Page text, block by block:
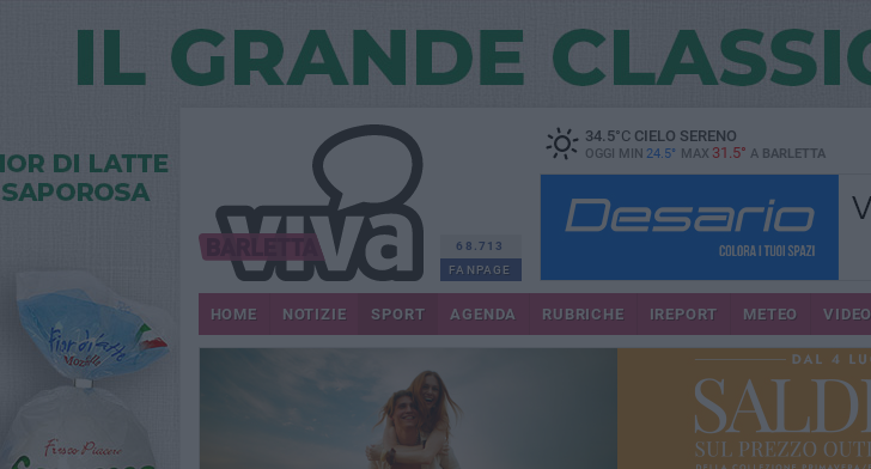
68.713
FANPAGE
34.5°CCIELO SERENO
OGGI MIN 24.5° MAX 31.5° A BARLETTA
HOME NOTIZIE SPORT AGENDA RUBRICHE IREPORT METEO VIDEO